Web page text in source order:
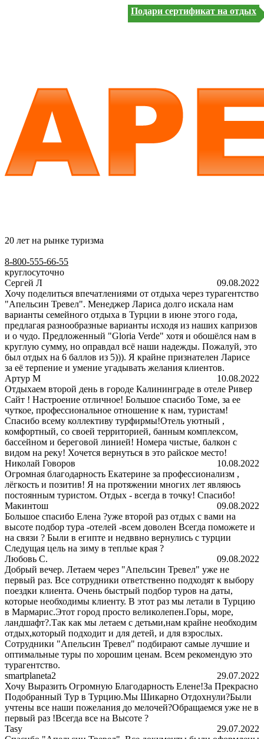
Подари сертификат на отдых
20 лет на рынке туризма
8-800-555-66-55
круглосуточно
Сергей Л
09.08.2022
Хочу поделиться впечатлениями от отдыха через турагентство
"Апельсин Тревел". Менеджер Лариса долго искала нам
варианты семейного отдыха в Турции в июне этого года,
предлагая разнообразные варианты исходя из наших капризов
и о чудо. Предложенный "Gloria Verde" хотя и обошёлся нам в
круглую сумму, но оправдал всё наши надежды. Пожалуй, это
был отдых на 6 баллов из 5))). Я крайне признателен Ларисе
за её терпение и умение угадывать желания клиентов.
Артур М
10.08.2022
Отдыхаем второй день в городе Калининграде в отеле Ривер
Сайт ! Настроение отличное! Большое спасибо Томе, за ее
чуткое, профессиональное отношение к нам, туристам!
Спасибо всему коллективу турфирмы!Отель уютный ,
комфортный, со своей территорией, банным комплексом,
бассейном и береговой линией! Номера чистые, балкон с
видом на реку! Хочется вернуться в это райское место!
Николай Говоров
10.08.2022
Огромная благодарность Екатерине за профессионализм ,
лёгкость и позитив! Я на протяжении многих лет являюсь
постоянным туристом. Отдых - всегда в точку! Спасибо!
Макинтош
09.08.2022
Большое спасибо Елена ?уже второй раз отдых с вами на
высоте подбор тура -отелей -всем доволен Всегда поможете и
на связи ? Были в египте и недввно вернулись с турции
Следущая цель на зиму в теплые края ?
Любовь С.
09.08.2022
Добрый вечер. Летаем через "Апельсин Тревел" уже не
первый раз. Все сотрудники ответственно подходят к выбору
поездки клиента. Очень быстрый подбор туров на даты,
которые необходимы клиенту. В этот раз мы летали в Турцию
в Мармарис.Этот город просто великолепен.Горы, море,
ландшафт?.Так как мы летаем с детьми,нам крайне необходим
отдых,который подходит и для детей, и для взрослых.
Сотрудники "Апельсин Тревел" подбирают самые лучшие и
оптимальные туры по хорошим ценам. Всем рекомендую это
турагентство.
smartplaneta2
29.07.2022
Хочу Выразить Огромную Благодарность Елене!За Прекрасно
Подобранный Тур в Турцию.Мы Шикарно Отдохнули?Были
учтены все наши пожелания до мелочей?Обращаемся уже не в
первый раз !Всегда все на Высоте ?
Tasy
29.07.2022